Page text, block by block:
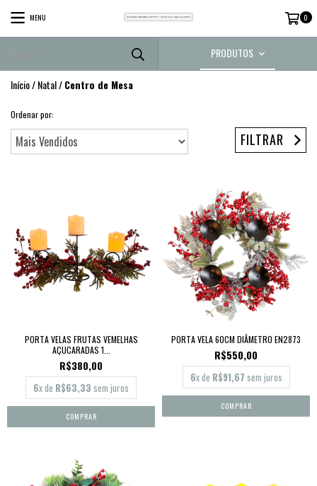
MENU 0
PRODUTOS
Início/Natal/Centro de Mesa
Ordenar por:
FILTRAR
PORTA VELAS FRUTAS VEMELHAS
AÇUCARADAS 1...
R$380,00
6x de R$63,33 sem juros
PORTA VELA 60CM DIÂMETRO EN2873
R$550,00
6x de R$91,67 sem juros